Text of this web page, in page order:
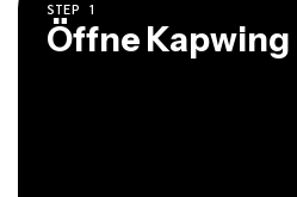
STEP 1
Öffne Kapwing